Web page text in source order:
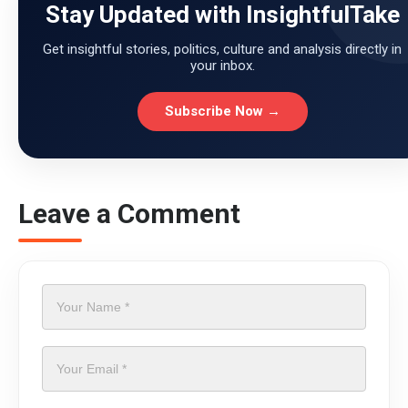
Stay Updated with InsightfulTake
Get insightful stories, politics, culture and analysis directly in
your inbox.
Subscribe Now →
Leave a Comment